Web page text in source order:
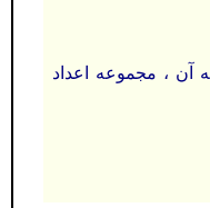
آن ، مجموعه اعداد